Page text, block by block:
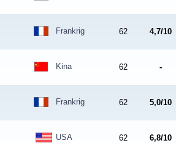
Frankrig 62 4,7/10
Kina 62 -
Frankrig 62 5,0/10
USA 62 6,8/10